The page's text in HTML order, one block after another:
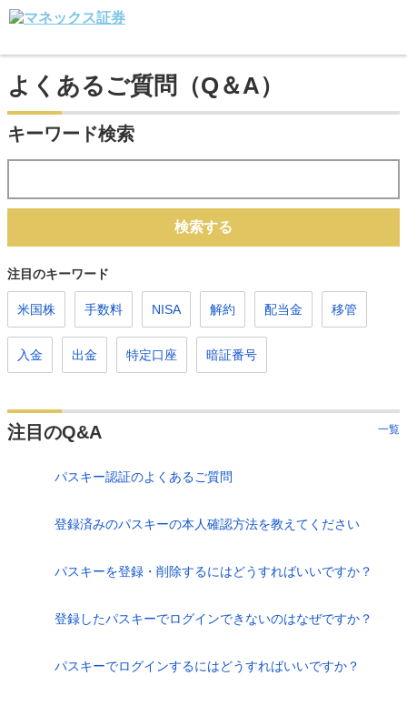
よくあるご質問（Q＆A）
キーワード検索
検索する
注目のキーワード
米国株 手数料 NISA 解約 配当金 移管
入金 出金 特定口座 暗証番号
注目のQ&A 一覧
パスキー認証のよくあるご質問
登録済みのパスキーの本人確認方法を教えてください
パスキーを登録・削除するにはどうすればいいですか？
登録したパスキーでログインできないのはなぜですか？
パスキーでログインするにはどうすればいいですか？